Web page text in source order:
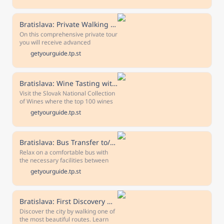
River while listening to audio
commentary about the passing
monuments, then explore
Bratislava's historic Old Town.
Bratislava: Private Walking Tour
On this comprehensive private tour
you will receive advanced
knowledge about Bratislava and
it's city center. Together with your
licensed guide, you will explore the
city's leading highlights, with the
option of discovering Bratislava
Castle at the end.
getyourguide.tp.st
Bratislava: Wine Tasting with Sommelier
Visit the Slovak National Collection
of Wines where the top 100 wines
of Slovakia are showcased. Choose
the best program for you and taste
high-quality wines.
getyourguide.tp.st
Bratislava: Bus Transfer to/from Vienna
Relax on a comfortable bus with
the necessary facilities between
Bratislava and Vienna. Take the
hassle out of travelling with this
convenient transfer service.
getyourguide.tp.st
Bratislava: First Discovery Walk and Reading Walking Tour
Discover the city by walking one of
the most beautiful routes. Learn